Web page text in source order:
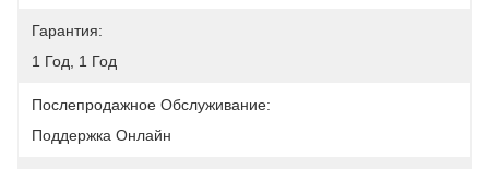
Гарантия:
1 Год, 1 Год
Послепродажное Обслуживание:
Поддержка Онлайн